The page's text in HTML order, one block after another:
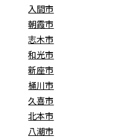
入間市
朝霞市
志木市
和光市
新座市
桶川市
久喜市
北本市
八潮市